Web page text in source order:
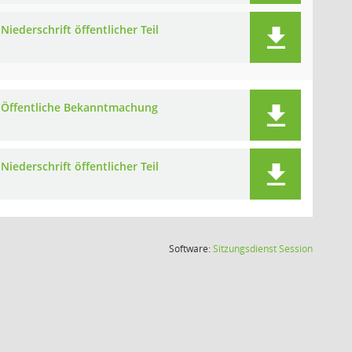
Niederschrift öffentlicher Teil
Öffentliche Bekanntmachung
Niederschrift öffentlicher Teil
Software:SitzungsdienstSession(Wird in